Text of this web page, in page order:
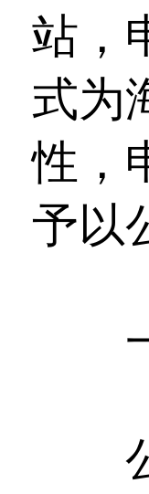
站，
式为
性，
予以
一
公